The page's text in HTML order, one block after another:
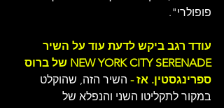
פופולרי".
עודד רגב ביקש לדעת עוד על השיר
NEW YORK CITY SERENADE של ברוס
ספרינגסטין. אז - השיר הזה, שהוקלט
במקור לתקליטו השני והנפלא של